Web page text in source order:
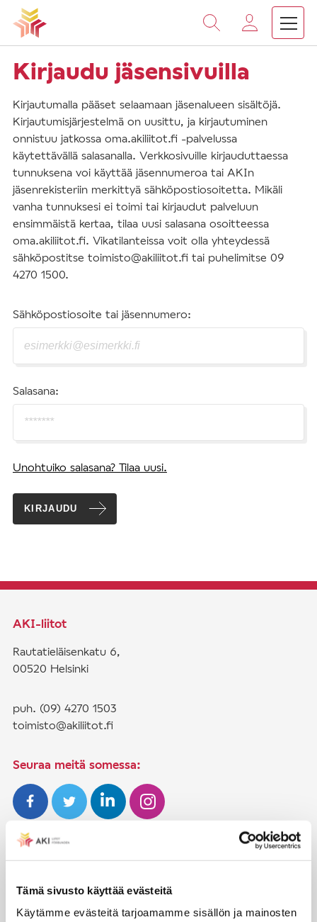
Tämä sivusto käyttää evästeitä
Käytämme evästeitä tarjoamamme sisällön ja mainosten
Vieritä
sisältöön
Kirjaudu jäsensivuilla
Kirjautumalla pääset selaamaan jäsenalueen sisältöjä.
Kirjautumisjärjestelmä on uusittu, ja kirjautuminen
onnistuu jatkossa oma.akiliitot.fi -palvelussa
käytettävällä salasanalla. Verkkosivuille kirjauduttaessa
tunnuksena voi käyttää jäsennumeroa tai AKIn
jäsenrekisteriin merkittyä sähköpostiosoitetta. Mikäli
vanha tunnuksesi ei toimi tai kirjaudut palveluun
ensimmäistä kertaa, tilaa uusi salasana osoitteessa
oma.akiliitot.fi. Vikatilanteissa voit olla yhteydessä
sähköpostitse toimisto@akiliitot.fi tai puhelimitse 09
4270 1500.
Sähköpostiosoite tai jäsennumero:
Salasana:
Unohtuiko salasana? Tilaa uusi.
KIRJAUDU
AKI-liitot
Rautatieläisenkatu 6,
00520 Helsinki
puh. (09) 4270 1503
toimisto@akiliitot.fi
Seuraa meitä somessa:
Henkilöjäsenyys
Liittojäsenyys